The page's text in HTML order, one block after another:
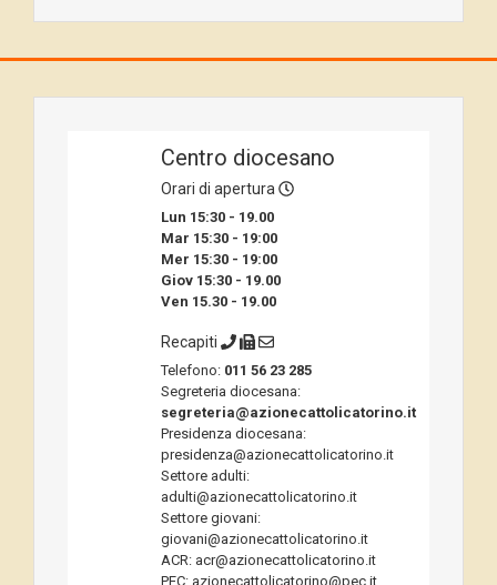
Centro diocesano
Orari di apertura
Lun 15:30 - 19.00
Mar 15:30 - 19:00
Mer 15:30 - 19:00
Giov 15:30 - 19.00
Ven 15.30 - 19.00
Recapiti
Telefono: 011 56 23 285
Segreteria diocesana:
segreteria@azionecattolicatorino.it
Presidenza diocesana:
presidenza@azionecattolicatorino.it
Settore adulti:
adulti@azionecattolicatorino.it
Settore giovani:
giovani@azionecattolicatorino.it
ACR: acr@azionecattolicatorino.it
PEC: azionecattolicatorino@pec.it